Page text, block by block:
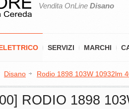
Vendita OnLine Disano
SERVIZI MARCHI
Disano Rodio 1898 103W 10932lm
RODIO 1898